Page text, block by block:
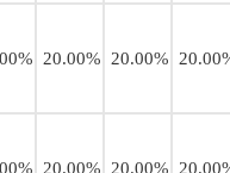
20.00% 20.00%
20.00% 20.00%